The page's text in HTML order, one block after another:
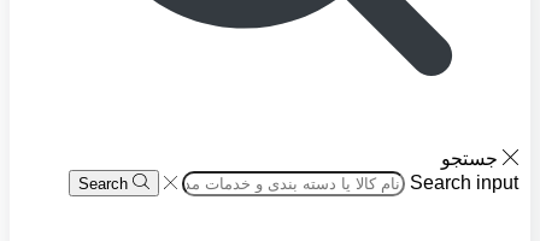
جستجو
Search input
Search